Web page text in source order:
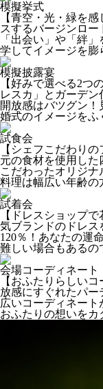
模擬挙式
【青空・光・緑を
スするバージンロー
「出会い」や「絆
学してイメージを膨
模擬披露宴
【好みで選べる2つ
レスカ」とガーデ
開放感はバツグン
婚式のイメージをふ
試食会
【シェフこだわり
元の食材を使用し
こだわったオリジ
料理は幅広い年齢の
試着会
【ドレスショップ
気ブランドのドレ
120％！あなたの運
難しい場合もあるの
会場コーディネート
【おふたりらしい
放感にすぐれたパ
広いコーディネー
おふたりの想いをカ